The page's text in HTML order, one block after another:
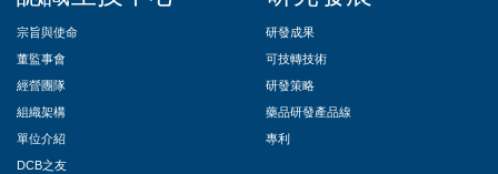
宗旨與使命
董監事會
經營團隊
組織架構
單位介紹
DCB之友
研發成果
可技轉技術
研發策略
藥品研發產品線
專利